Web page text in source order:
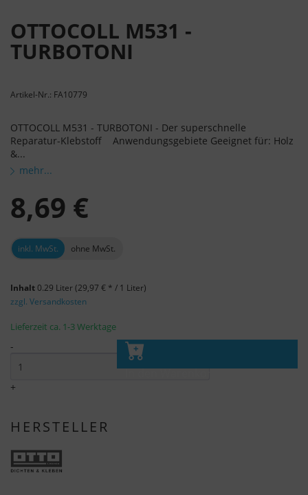
OTTOCOLL M531 -
TURBOTONI
Artikel-Nr.: FA10779
OTTOCOLL M531 - TURBOTONI - Der superschnelle
Reparatur-Klebstoff Anwendungsgebiete Geeignet für: Holz
&...
mehr...
8,69 €
inkl. MwSt. ohne MwSt.
Inhalt0.29 Liter(29,97 € * / 1 Liter)
zzgl. Versandkosten
Lieferzeit ca. 1-3 Werktage
-
+
In den Warenkorb
HERSTELLER